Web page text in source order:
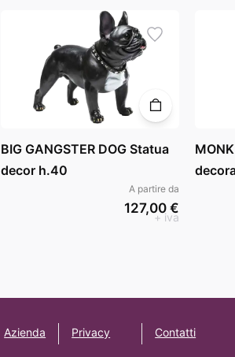
BIG GANGSTER DOG Statua
decor h.40
A partire da
127,00 €
+ iva
Azienda Privacy Contatti